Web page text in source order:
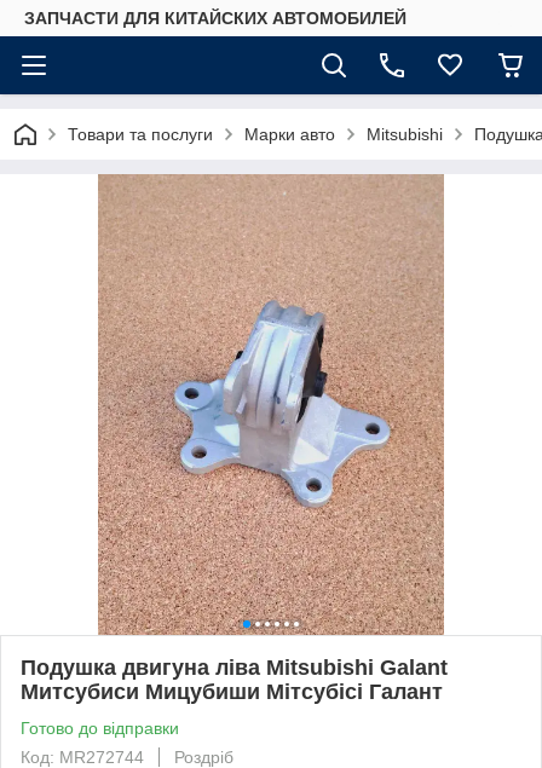
ЗАПЧАСТИ ДЛЯ КИТАЙСКИХ АВТОМОБИЛЕЙ
Товари та послуги Марки авто Mitsubishi
Подушка двигуна ліва Mitsubishi Galant
Митсубиси Мицубиши Мітсубісі Галант
Готово до відправки
Код: MR272744
Роздріб